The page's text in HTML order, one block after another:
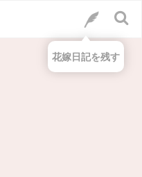
花嫁日記を残す